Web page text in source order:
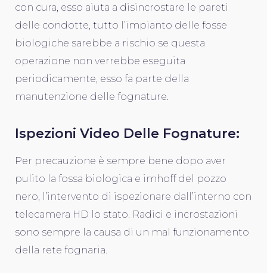
con cura, esso aiuta a disincrostare le pareti
delle condotte, tutto l’impianto delle fosse
biologiche sarebbe a rischio se questa
operazione non verrebbe eseguita
periodicamente, esso fa parte della
manutenzione delle fognature.
Ispezioni Video Delle Fognature:
Per precauzione è sempre bene dopo aver
pulito la fossa biologica e imhoff del pozzo
nero, l’intervento di ispezionare dall’interno con
telecamera HD lo stato. Radici e incrostazioni
sono sempre la causa di un mal funzionamento
della rete fognaria.